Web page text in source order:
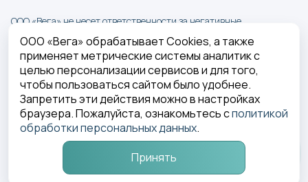
ООО «Вега» не несет ответственности за негативные
последствия, возникшие при использовании информации на
ООО «Вега» Лицензия № Л041-01043-70/00960200 от
08.12.2023 г.
Политика в отношении обработки персональных данных
ИМЕЮТСЯ ПРОТИВОПОКАЗАНИЯ.
НЕОБХОДИМО ПРОКОНСУЛЬТИРОВАТЬСЯ СО
ООО «Вега» обрабатывает Cookies, а также
применяет метрические системы аналитик с
целью персонализации сервисов и для того,
чтобы пользоваться сайтом было удобнее.
Запретить эти действия можно в настройках
браузера. Пожалуйста, ознакомьтесь сполитикой
обработки персональных данных.
Принять